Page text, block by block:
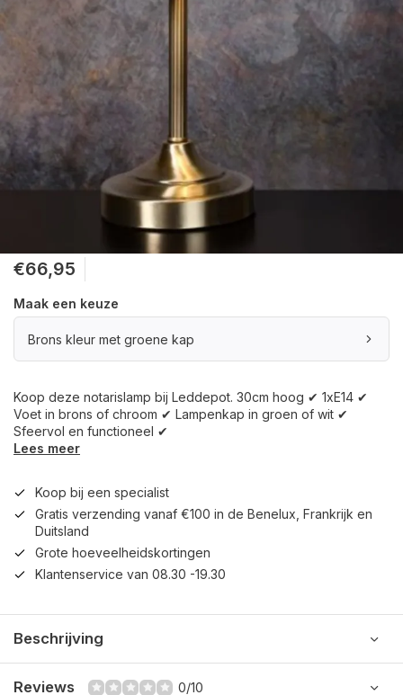
€66,95
Maak een keuze
Brons kleur met groene kap
Koop deze notarislamp bij Leddepot. 30cm hoog ✔ 1xE14 ✔
Voet in brons of chroom ✔ Lampenkap in groen of wit ✔
Sfeervol en functioneel ✔
Lees meer
Koop bij een specialist
Gratis verzending vanaf €100 in de Benelux, Frankrijk en
Duitsland
Grote hoeveelheidskortingen
Klantenservice van 08.30 -19.30
Beschrijving
Reviews 0/10